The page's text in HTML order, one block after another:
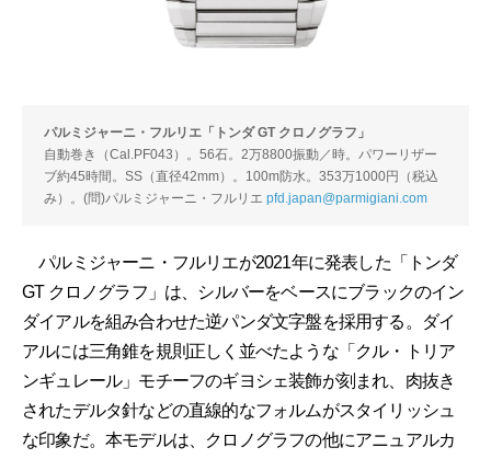
パルミジャーニ・フルリエ「トンダ GT クロノグラフ」
自動巻き（Cal.PF043）。56石。2万8800振動／時。パワーリザー
ブ約45時間。SS（直径42mm）。100m防水。353万1000円（税込
み）。(問)パルミジャーニ・フルリエ pfd.japan@parmigiani.com
パルミジャーニ・フルリエが2021年に発表した「トンダ
GT クロノグラフ」は、シルバーをベースにブラックのイン
ダイアルを組み合わせた逆パンダ文字盤を採用する。ダイ
アルには三角錐を規則正しく並べたような「クル・トリア
ンギュレール」モチーフのギヨシェ装飾が刻まれ、肉抜き
されたデルタ針などの直線的なフォルムがスタイリッシュ
な印象だ。本モデルは、クロノグラフの他にアニュアルカ